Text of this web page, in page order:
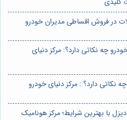
در فروش اقساطی مدیران خودرو
چه نکاتی دارد؟: مرکز دنیای
نکاتی دارد؟ : مرکز دنیای خودرو
با بهترین شرایط؛ مرکز هونامیک